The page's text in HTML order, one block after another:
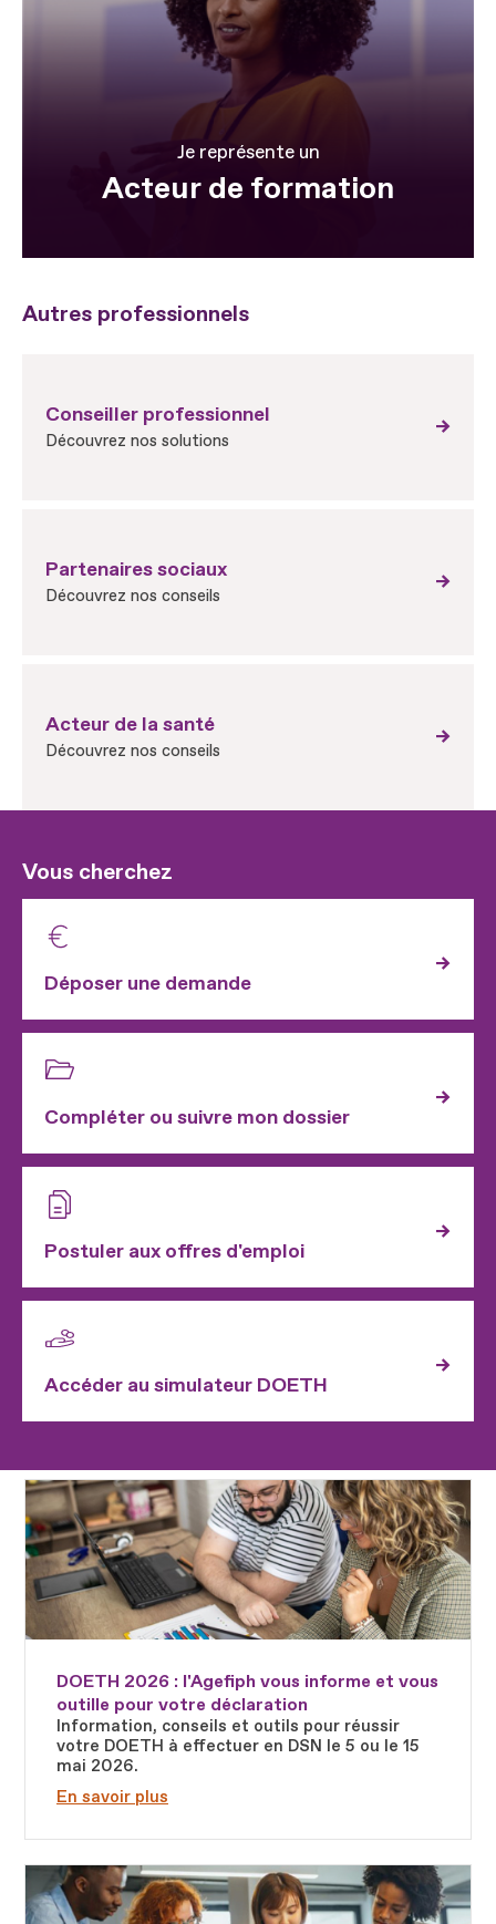
Je représente un
Acteur de formation
Autres professionnels
Conseiller professionnel
Découvrez nos solutions
Partenaires sociaux
Découvrez nos conseils
Acteur de la santé
Découvrez nos conseils
Vous cherchez
Déposer une demande
Compléter ou suivre mon dossier
Postuler aux offres d'emploi
Accéder au simulateur DOETH
DOETH 2026 : l'Agefiph vous informe et vous
outille pour votre déclaration
Information, conseils et outils pour réussir
votre DOETH à effectuer en DSN le 5 ou le 15
mai 2026.
En savoir plus
Fichier
Fichier